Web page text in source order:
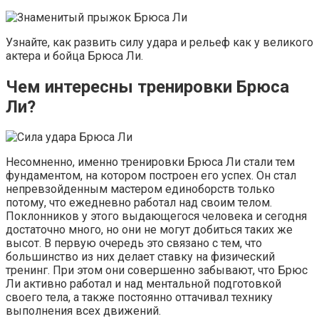
Узнайте, как развить силу удара и рельеф как у великого
актера и бойца Брюса Ли.
Чем интересны тренировки Брюса
Ли?
Несомненно, именно тренировки Брюса Ли стали тем
фундаментом, на котором построен его успех. Он стал
непревзойденным мастером единоборств только
потому, что ежедневно работал над своим телом.
Поклонников у этого выдающегося человека и сегодня
достаточно много, но они не могут добиться таких же
высот. В первую очередь это связано с тем, что
большинство из них делает ставку на физический
тренинг. При этом они совершенно забывают, что Брюс
Ли активно работал и над ментальной подготовкой
своего тела, а также постоянно оттачивал технику
выполнения всех движений.